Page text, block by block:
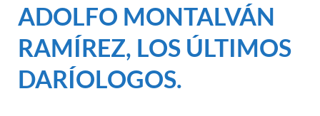
ADOLFO MONTALVÁN
RAMÍREZ, LOS ÚLTIMOS
DARÍOLOGOS.